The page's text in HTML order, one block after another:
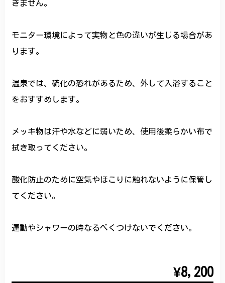
きません。
モニター環境によって実物と色の違いが生じる場合があ
ります。
温泉では、硫化の恐れがあるため、外して入浴すること
をおすすめします。
メッキ物は汗や水などに弱いため、使用後柔らかい布で
拭き取ってください。
酸化防止のために空気やほこりに触れないように保管し
てください。
運動やシャワーの時なるべくつけないでください。
¥8,200